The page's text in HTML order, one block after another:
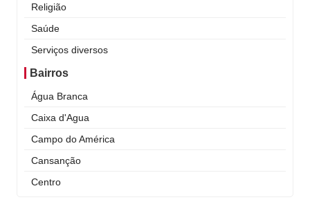
Religião
Saúde
Serviços diversos
Bairros
Água Branca
Caixa d'Agua
Campo do América
Cansanção
Centro